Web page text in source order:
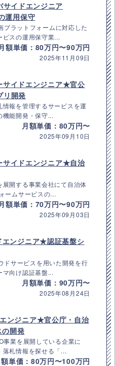
イドエンジニア
運用保守
ラットフォームに対応した
スの運用保守業...
額単価：80万円〜90万円
2025年11月09日
サイドエンジニア★官公
リ開発
報を管理するサービスを運
機能開発・保守...
月額単価：80万円〜
2025年09月10日
サイドエンジニア★自治
開する事業会社にて自治体
ームサービスの...
額単価：70万円〜90万円
2025年09月03日
エンジニア★認証基盤シ
サービスを用いた開発を行
マ向け認証基盤...
月額単価：90万円〜
2025年08月24日
ンジニア★官公庁・自治
開発
事業を展開している企業に
札情報を探せる「...
額単価：80万円〜100万円